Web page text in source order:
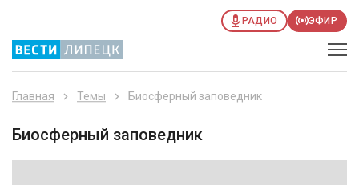
РАДИО ЭФИР
Главная Темы Биосферный заповедник
Биосферный заповедник